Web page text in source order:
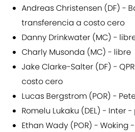
Andreas Christensen (DF) -
transferencia a costo cero
Danny Drinkwater (MC) - lib
Charly Musonda (MC) - libre
Jake Clarke-Salter (DF) -
costo cero
Lucas Bergstrom (POR) -
Romelu Lukaku (DEL) - Inter
Ethan Wady (POR) - Woking